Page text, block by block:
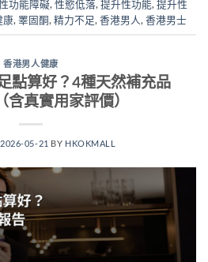
功能障礙,性慾低落,提升性功能,提升性
康,睪固酮,精力不足,香港男人,香港男士
香港男人健康
點算好？4種天然補充品
含真實用家評價）
2026-05-21 BY HKOKMALL